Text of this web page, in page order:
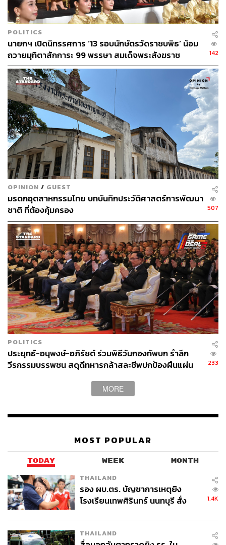
POLITICS
นายกฯ เปิดนิทรรศการ ‘13 รอบนักษัตรวัดราชบพิธ’ น้อม
ถวายมุทิตาสักการะ 99 พรรษา สมเด็จพระสังฆราช
142
OPINION / GUEST
มรดกอุตสาหกรรมไทย บทบันทึกประวัติศาสตร์การพัฒนา
ชาติ ที่ต้องคุ้มครอง
507
POLITICS
ประยุทธ์-อนุพงษ์-อภิรัชต์ ร่วมพิธีวันกองทัพบก รำลึก
วีรกรรมบรรพชน สดุดีทหารกล้าสละชีพปกป้องผืนแผ่น
233
MORE
MOST POPULAR
TODAY WEEK MONTH
THAILAND
รอง ผบ.ตร. บัญชาการเหตุยิง
โรงเรียนเทพศิรินทร์ นนทบุรี สั่ง
1.4K
THAILAND